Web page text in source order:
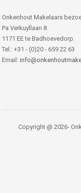
Onkenhout Makelaars
Pa Verkuyllaan 8
1171 EE te Badhoevedorp.
Tel.: +31 - (0)20 - 659 22 63
Email:
Copyright @ 2026-